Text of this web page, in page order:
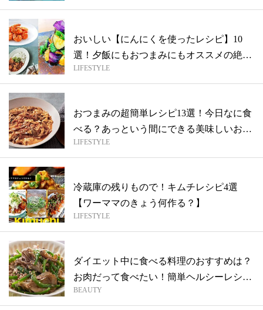
おいしい【にんにくを使ったレシピ】10
選！夕飯にもおつまみにもオススメの絶品
ライ...
LIFESTYLE
おつまみの超簡単レシピ13選！今日なに食
べる？あっという間にできる美味しいおう
ち...
LIFESTYLE
冷蔵庫の残りもので！キムチレシピ4選
【ワーママのきょう何作る？】
LIFESTYLE
ダイエット中に食べる料理のおすすめは？
お肉だって食べたい！簡単ヘルシーレシピ
をご...
BEAUTY